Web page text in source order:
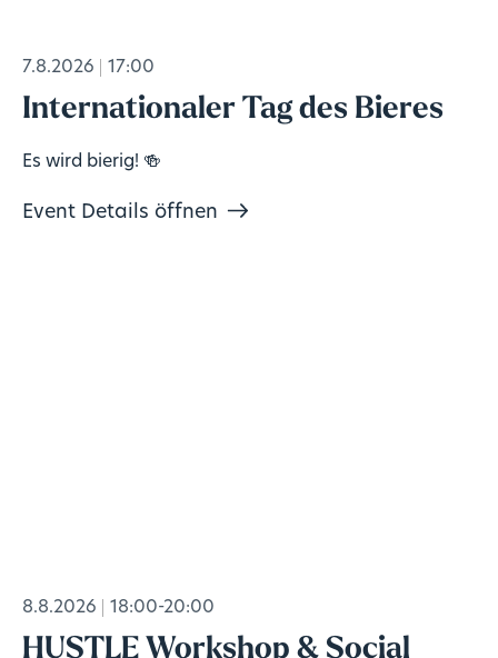
7.8.2026 17:00
Internationaler Tag des Bieres
Es wird bierig! 🍻
Event Details öffnen
8.8.2026 18:00-20:00
HUSTLE Workshop & Social